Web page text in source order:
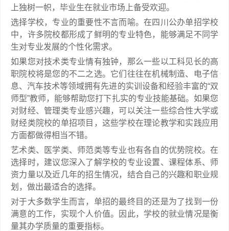
上独树一帜，毕业生在就业市场上备受欢迎。
选择学校，专业的重要性不言而喻。在四川公办单招学校
中，许多院校都形成了鲜明的专业特色，能够满足不同学
生对专业发展的个性化需求。
如果您对技术类专业情有独钟，那么一些以工科见长的高
职院校将是您的不二之选。它们往往在机械制造、电子信
息、汽车技术等领域拥有先进的实训设备和经验丰富的“双
师型”教师，能够帮助您打下扎实的专业技能基础。如果您
对财经、管理类专业感兴趣，可以关注一些综合性大学或
财经类院校的单招项目，这些学校在理论教学和实践应用
方面都做得相当不错。
艺术类、医学类、师范类等专业也有各自的优势院校。在
选择时，建议您深入了解学校的专业设置、课程体系、师
资力量以及近几年的招生情况，结合自己的兴趣和职业规
划，做出最适合的选择。
对于大多数学生而言，单招的最终目的还是为了找到一份
满意的工作，实现个人价值。因此，学校的就业情况是衡
量其办学质量的重要指标。